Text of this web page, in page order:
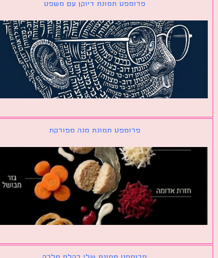
פרומפט תמונת דיוקן עם משפט
פרומפט תמונת מנה מפורקת